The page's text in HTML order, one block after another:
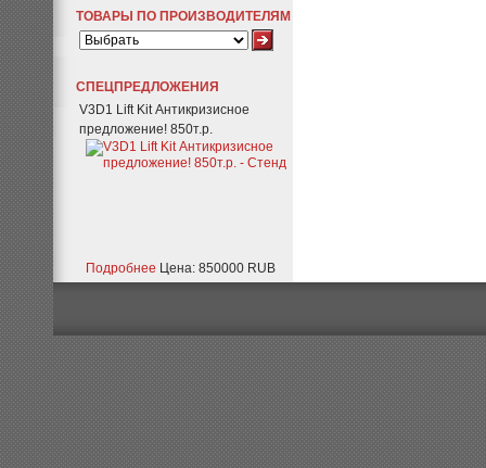
ТОВАРЫ ПО ПРОИЗВОДИТЕЛЯМ
СПЕЦПРЕДЛОЖЕНИЯ
V3D1 Lift Kit Антикризисное
предложение! 850т.р.
Подробнее Цена: 850000 RUB